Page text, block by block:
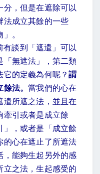
分，但是在遮除可以
法成立其餘的一些
。
有談到「遮遣」可以
「無遮法」，第二類
它的定義為何呢？謂
餘法。當我們的心在
遣所遮之法，並且在
牽引或者是成立餘
」，或者是「成立餘
的心在遮止了所遮法
，能夠生起另外的感
立之法，生起感受的